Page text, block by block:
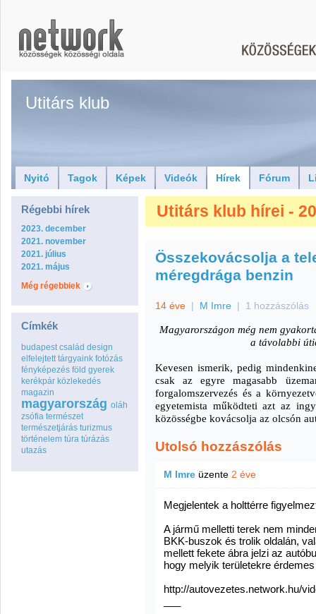
Utitárs klub
Nyitó Tagok Képek Videók Hírek Fórum
Régebbi hírek
2023. december
2021. november
2021. július
2021. május
Még régebbiek
Címkék
budapest család design
elfelejtett tárgyaink fotózás
fényképezés föld gyerek
kerékpár közlekedés
magazin
magyarország oláh
zsófia természet
természetjárás turizmus
történelem túra túrázás
utazás
Utitárs klub hírei -
Összekovácsolja a
méregdrága benzin
14 éve | M Imre | 1 hozzászólás
Magyarországon még nem
a távolabbi
Kevesen ismerik, pedig
csak az egyre magasabb
forgalomszervezés és a
egyetemista működteti azt az
közösségbe kovácsolja az olcsón
Utolsó hozzászólás
M Imre üzente 2 éve
Megjelentek a holttérre
A jármű melletti terek nem
BKK-buszok és trolik oldalán,
mellett fekete ábra jelzi az
hogy melyik területekre
http://autovezetes.network.hu/